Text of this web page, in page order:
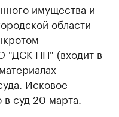
имущества и
области
"ДСК-НН" (входит в
Исковое
суд 20 марта.